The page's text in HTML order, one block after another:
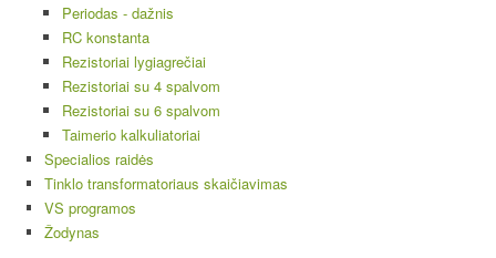
Periodas - dažnis
RC konstanta
Rezistoriai lygiagrečiai
Rezistoriai su 4 spalvom
Rezistoriai su 6 spalvom
Taimerio kalkuliatoriai
Specialios raidės
Tinklo transformatoriaus skaičiavimas
VS programos
Žodynas